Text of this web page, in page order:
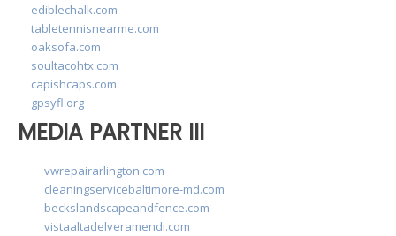
ediblechalk.com
tabletennisnearme.com
oaksofa.com
soultacohtx.com
capishcaps.com
gpsyfl.org
MEDIA PARTNER III
vwrepairarlington.com
cleaningservicebaltimore-md.com
beckslandscapeandfence.com
vistaaltadelveramendi.com